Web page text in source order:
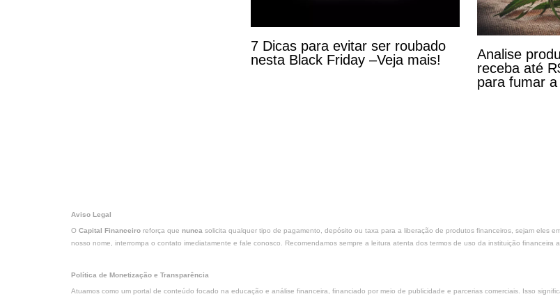
7 Dicas para evitar ser roubado
nesta Black Friday –Veja mais!
Analise
receba até
para fumar
Aviso Legal
O Capital Financeiro reforça que nunca solicita qualquer tipo de pagamento, depósito ou taxa para a liberação de produtos financeiros, sejam eles
nosso nome, interrompa o contato imediatamente e fale conosco. Recomendamos sempre a leitura atenta dos termos de uso da instituição financeira
Política de Monetização e Transparência
Atuamos como um portal de conteúdo focado na educação e análise financeira, financiado por meio de publicidade e parcerias comerciais. Isso